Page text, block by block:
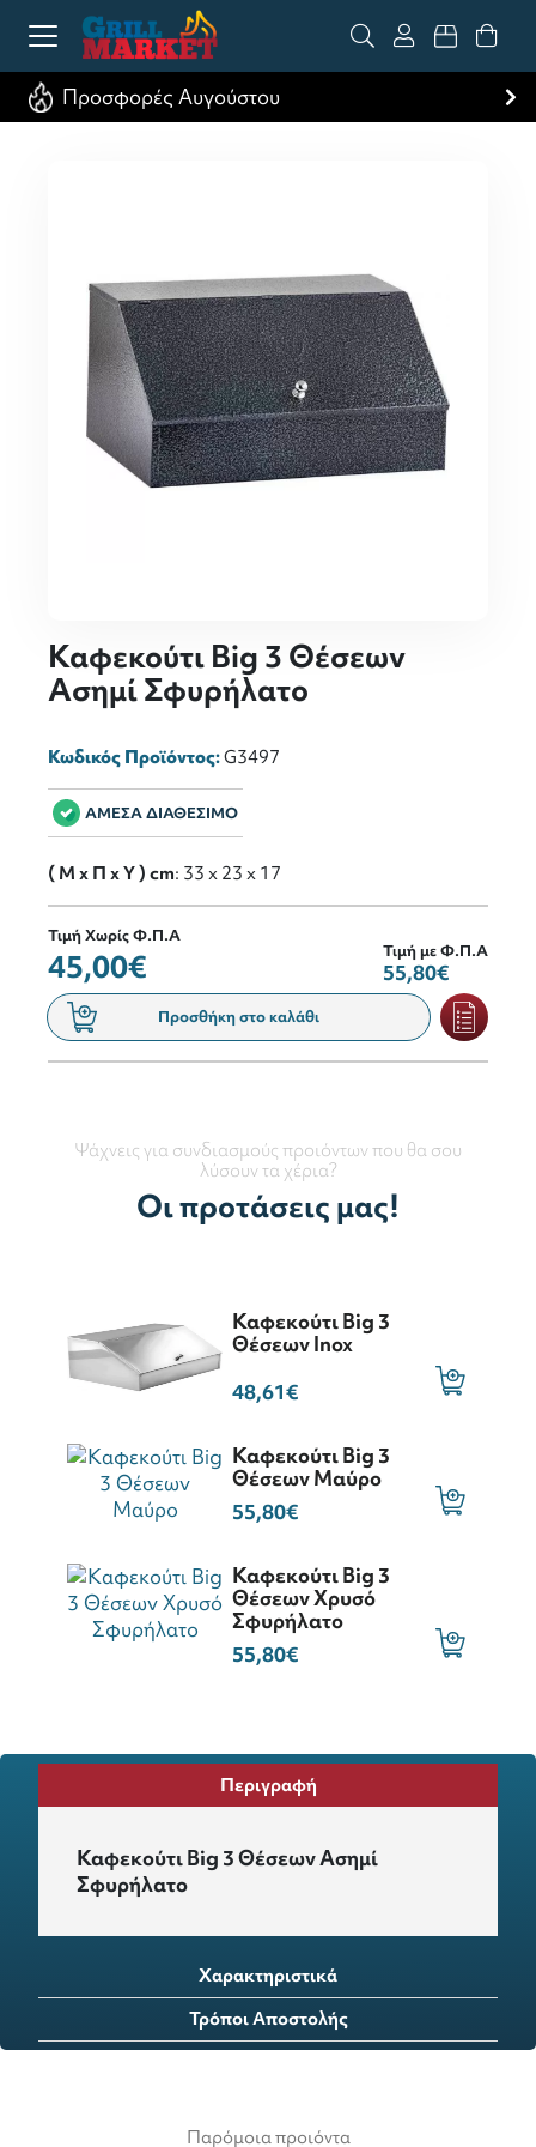
Προσφορές Αυγούστου
Καφεκούτι Big 3 Θέσεων
Ασημί Σφυρήλατο
Κωδικός Προϊόντος:G3497
ΑΜΕΣΑ ΔΙΑΘΕΣΙΜΟ
( M x Π x Y ) cm: 33 x 23 x 17
Τιμή Χωρίς Φ.Π.Α
45,00€ Τιμή με Φ.Π.Α
55,80€
Προσθήκη στο καλάθι
Ψάχνεις για συνδιασμούς προιόντων που θα σου
λύσουν τα χέρια?
Οι προτάσεις μας!
Καφεκούτι Big 3
Θέσεων Inox
48,61€
Καφεκούτι Big 3
Θέσεων Μαύρο
55,80€
Καφεκούτι Big 3
Θέσεων Χρυσό
Σφυρήλατο
55,80€
Περιγραφή
Καφεκούτι Big 3 Θέσεων Ασημί
Σφυρήλατο
Χαρακτηριστικά
Τρόποι Αποστολής
Παρόμοια προιόντα